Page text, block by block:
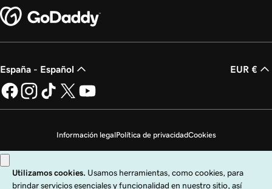
España - Español EUR €
Información legalPolítica de privacidadCookies
Copyright © 1999 - 2026 GoDaddy Operating Company, LLC. Todos los